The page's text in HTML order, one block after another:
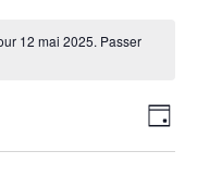
12 mai 2025. Passer
par
de
Jour